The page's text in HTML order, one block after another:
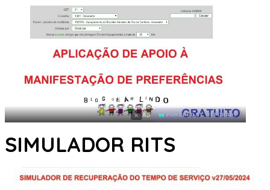
× AD POWERED BY WEFORADS
SIMULADOR RITS